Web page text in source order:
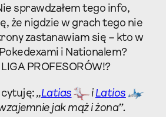
sprawdzałem tego info,
że nigdzie w grach tego nie
zastanawiam się – kto w
i Nationalem?
PROFESORÓW!?
cytuję: „Latias i Latios
jak mąż i żona”.